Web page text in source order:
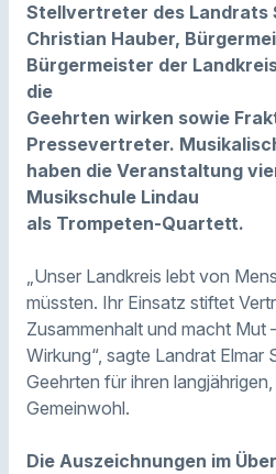
Stellvertreter des Landrats
Christian Hauber,
Bürgermeister der
die
Geehrten wirken sowie
Pressevertreter.
haben die Veranstaltung
Musikschule Lindau
als Trompeten‑Quartett.
„Unser Landkreis lebt von
müssten. Ihr Einsatz stiftet
Zusammenhalt und macht Mut
Wirkung“, sagte Landrat Elmar
Geehrten für ihren
Gemeinwohl.
Die Auszeichnungen im